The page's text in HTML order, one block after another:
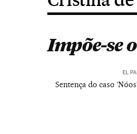
Impõe-se
EL
Sentença do caso